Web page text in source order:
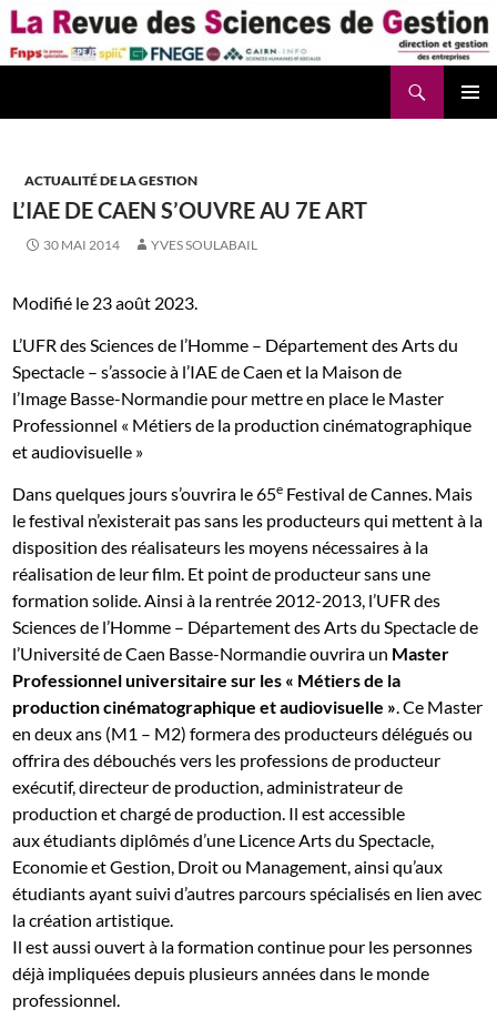
Aller
au
contenu
ACTUALITÉ DE LA GESTION
L’IAE DE CAEN S’OUVRE AU 7E ART
30 MAI 2014 YVES SOULABAIL
Modifié le 23 août 2023.
L’UFR des Sciences de l’Homme – Département des Arts du
Spectacle – s’associe à l’IAE de Caen et la Maison de
l’Image Basse-Normandie pour mettre en place le Master
Professionnel « Métiers de la production cinématographique
et audiovisuelle »
Dans quelques jours s’ouvrira le 65e Festival de Cannes. Mais
le festival n’existerait pas sans les producteurs qui mettent à la
disposition des réalisateurs les moyens nécessaires à la
réalisation de leur film. Et point de producteur sans une
formation solide. Ainsi à la rentrée 2012-2013, l’UFR des
Sciences de l’Homme – Département des Arts du Spectacle de
l’Université de Caen Basse-Normandie ouvrira un Master
Professionnel universitaire sur les « Métiers de la
production cinématographique et audiovisuelle ». Ce Master
en deux ans (M1 – M2) formera des producteurs délégués ou
offrira des débouchés vers les professions de producteur
exécutif, directeur de production, administrateur de
production et chargé de production. Il est accessible
aux étudiants diplômés d’une Licence Arts du Spectacle,
Economie et Gestion, Droit ou Management, ainsi qu’aux
étudiants ayant suivi d’autres parcours spécialisés en lien avec
la création artistique.
Il est aussi ouvert à la formation continue pour les personnes
déjà impliquées depuis plusieurs années dans le monde
professionnel.